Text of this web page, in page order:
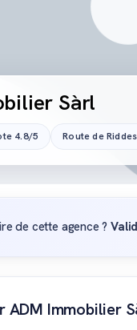
Sàrl
4.8/5 Route de
de cette agence ?
ADM Immobilier